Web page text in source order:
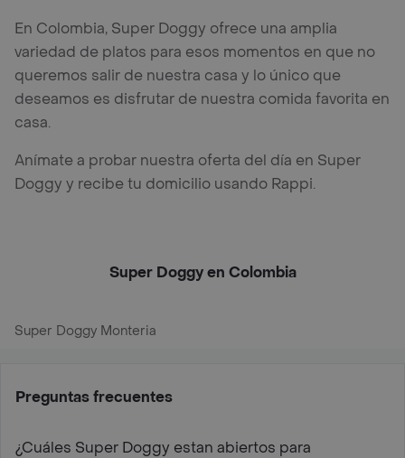
En Colombia, Super Doggy ofrece una amplia
variedad de platos para esos momentos en que no
queremos salir de nuestra casa y lo único que
deseamos es disfrutar de nuestra comida favorita en
casa.
Anímate a probar nuestra oferta del día en Super
Doggy y recibe tu domicilio usando Rappi.
Super Doggy en Colombia
Super Doggy Monteria
Preguntas frecuentes
¿Cuáles Super Doggy estan abiertos para